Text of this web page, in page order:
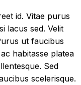
id. Vitae purus
lacus sed. Velit
ut faucibus
habitasse platea
Sed
scelerisque.